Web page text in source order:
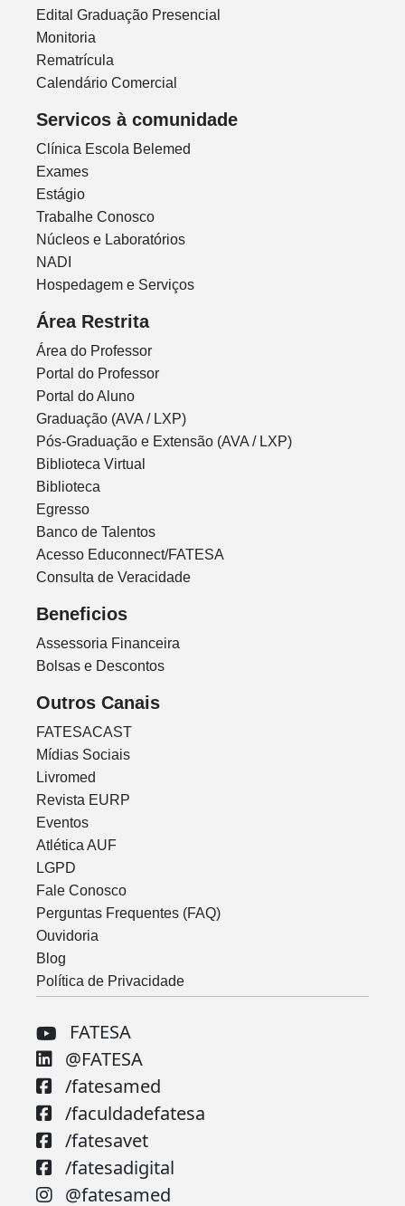
Edital Graduação Presencial
Monitoria
Rematrícula
Calendário Comercial
Servicos à comunidade
Clínica Escola Belemed
Exames
Estágio
Trabalhe Conosco
Núcleos e Laboratórios
NADI
Hospedagem e Serviços
Área Restrita
Área do Professor
Portal do Professor
Portal do Aluno
Graduação (AVA / LXP)
Pós-Graduação e Extensão (AVA / LXP)
Biblioteca Virtual
Biblioteca
Egresso
Banco de Talentos
Acesso Educonnect/FATESA
Consulta de Veracidade
Beneficios
Assessoria Financeira
Bolsas e Descontos
Outros Canais
FATESACAST
Mídias Sociais
Livromed
Revista EURP
Eventos
Atlética AUF
LGPD
Fale Conosco
Perguntas Frequentes (FAQ)
Ouvidoria
Blog
Política de Privacidade
FATESA
@FATESA
/fatesamed
/faculdadefatesa
/fatesavet
/fatesadigital
@fatesamed